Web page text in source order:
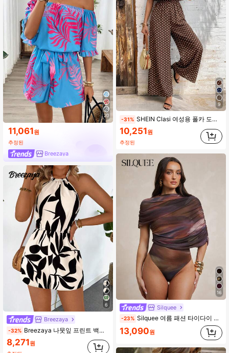
20
11,061원
추정된
Breezaya
6
Breezaya
-32% Breezaya 나뭇잎 프린트 백리스 홀터 엘라스틱 웨이스트 롬퍼, 봄/여름
8,271원
9
-31% SHEIN Clasi 여성용 폴카 도트 프린트 러플 헴 허리 강조 루즈핏 점프수트
10,251원
추정된
16
Silquee
-23% Silquee 여름 패션 타이다이 프린트 비대칭 바디수트
13,090원